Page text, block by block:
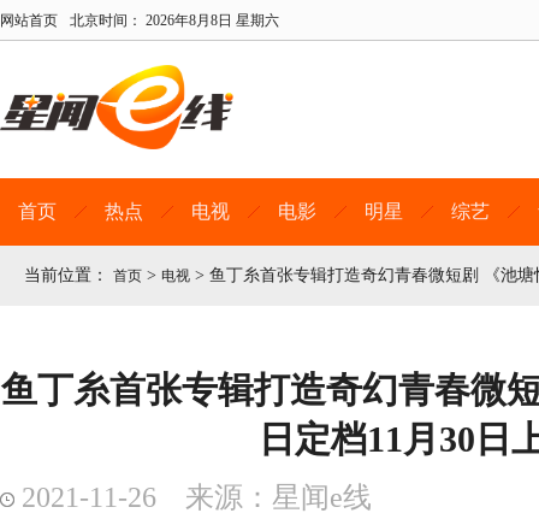
网站首页 北京时间： 2026年8月8日 星期六
首页 热点 电视 电影 明星 综艺
当前位置： 首页 > 电视 > 鱼丁糸首张专辑打造奇幻青春微短剧 《池
鱼丁糸首张专辑打造奇幻青春微
日定档11月30日
2021-11-26 来源：星闻e线